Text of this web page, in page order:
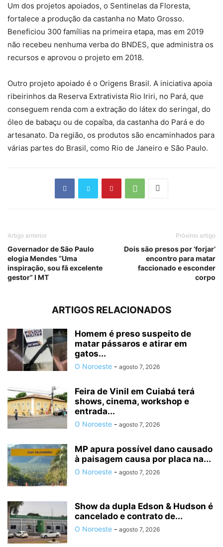
Um dos projetos apoiados, o Sentinelas da Floresta,
fortalece a produção da castanha no Mato Grosso.
Beneficiou 300 famílias na primeira etapa, mas em 2019
não recebeu nenhuma verba do BNDES, que administra os
recursos e aprovou o projeto em 2018.
Outro projeto apoiado é o Origens Brasil. A iniciativa apoia
ribeirinhos da Reserva Extrativista Rio Iriri, no Pará, que
conseguem renda com a extração do látex do seringal, do
óleo de babaçu ou de copaíba, da castanha do Pará e do
artesanato. Da região, os produtos são encaminhados para
várias partes do Brasil, como Rio de Janeiro e São Paulo.
Artigo anterior
Governador de São Paulo
elogia Mendes “Uma
inspiração, sou fã excelente
gestor” I MT
Próximo artigo
Dois são presos por ‘forjar’
encontro para matar
faccionado e esconder
corpo
ARTIGOS RELACIONADOS
Homem é preso suspeito de
matar pássaros e atirar em
gatos...
O Noroeste - agosto 7, 2026
Feira de Vinil em Cuiabá terá
shows, cinema, workshop e
entrada...
O Noroeste - agosto 7, 2026
MP apura possível dano causado
à paisagem causa por placa na...
O Noroeste - agosto 7, 2026
Show da dupla Edson & Hudson é
cancelado e contrato de...
O Noroeste - agosto 7, 2026